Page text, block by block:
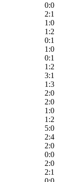
0:0
2:1
1:0
1:2
0:1
1:0
0:1
1:2
3:1
1:3
2:0
2:0
1:0
1:2
5:0
2:4
2:0
0:0
2:0
2:1